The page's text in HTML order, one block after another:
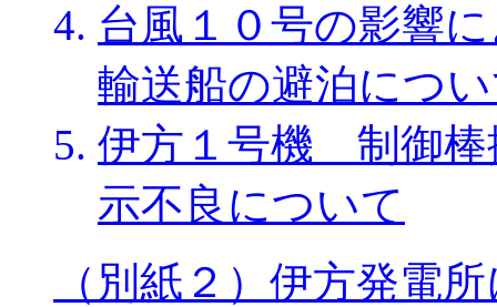
台風１０号の影響
輸送船の避泊につ
伊方１号機 制御棒
示不良について
（別紙２）伊方発電